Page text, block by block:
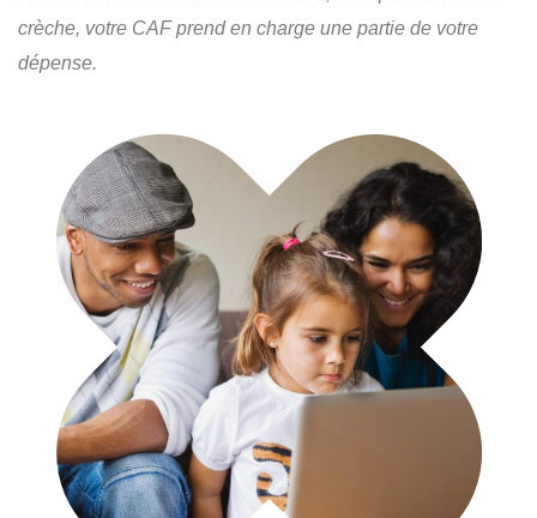
crèche, votre CAF prend en charge une partie de votre
dépense.